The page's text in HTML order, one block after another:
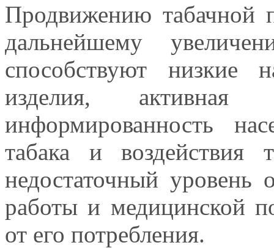
Продвижению табачной
дальнейшему
способствуют
изделия, активная
информированность
табака и воздействия
недостаточный уровень
работы и медицинской
от его потребления.